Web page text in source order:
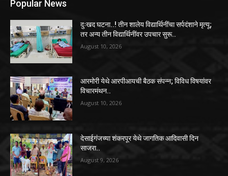
Popular News
दुःखद घटना..! तीन शालेय विद्यार्थिनींचा सर्पदंशाने मृत्यू;
तर अन्य तीन विद्यार्थिनींवर उपचार सुरू..
August 10, 2026
आरमोरी येथे आरपीआयची बैठक संपन्न; विविध विषयांवर
विचारमंथन..
August 10, 2026
देसाईगंजच्या शंकरपूर येथे जागतिक आदिवासी दिन
साजरा..
August 9, 2026